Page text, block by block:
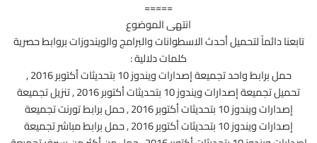
=====
انتهى الموضوع
تابعنا دائماً لتحميل أحدث الاسطوانات والبرامج والويندوزات بروابط حصرية
كلمات دلالية :
حمل برابط واحد تجميعة إصدارات ويندوز 10 بتحديثات أكتوبر 2016 ,
تحميل تجميعة إصدارات ويندوز 10 بتحديثات أكتوبر 2016 , تنزيل تجميعة
إصدارات ويندوز 10 بتحديثات أكتوبر 2016 , حمل برابط تورنت تجميعة
إصدارات ويندوز 10 بتحديثات أكتوبر 2016 , حمل برابط مباشر تجميعة